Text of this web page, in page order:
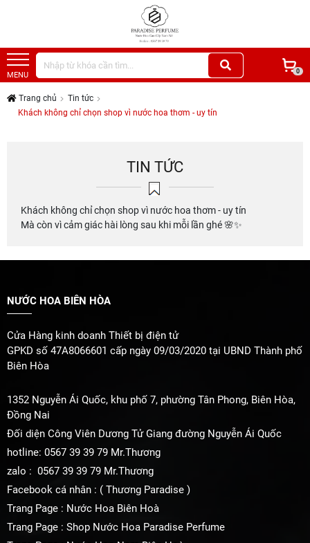
MENU 0
Trang chủ
Tin tức
Khách không chỉ chọn shop vì nước hoa thơm - uy tín
TIN TỨC
Khách không chỉ chọn shop vì nước hoa thơm - uy tín
Mà còn vì cảm giác hài lòng sau khi mỗi lần ghé 🌸✨
NƯỚC HOA BIÊN HÒA
Cửa Hàng kinh doanh Thiết bị điện tử
GPKD số 47A8066601 cấp ngày 09/03/2020 tại UBND Thành phố
Biên Hòa
1352 Nguyễn Ái Quốc, khu phố 7, phường Tân Phong, Biên Hòa,
Đồng Nai
Đối diện Công Viên Dương Tử Giang đường Nguyễn Ái Quốc
hotline: 0567 39 39 79 Mr.Thương
zalo : 0567 39 39 79 Mr.Thương
Facebook cá nhân : ( Thương Paradise )
Trang Page : Nước Hoa Biên Hoà
Trang Page : Shop Nước Hoa Paradise Perfume